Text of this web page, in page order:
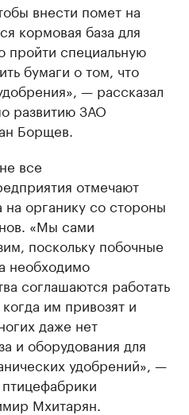
внести помет на
кормовая база для
пройти специальную
бумаги о том, что
— рассказал
развитию ЗАО
Борщев.
все
отмечают
органику со стороны
«Мы сами
поскольку побочные
необходимо
соглашаются работать
им привозят и
даже нет
и оборудования для
удобрений», —
Мхитарян.